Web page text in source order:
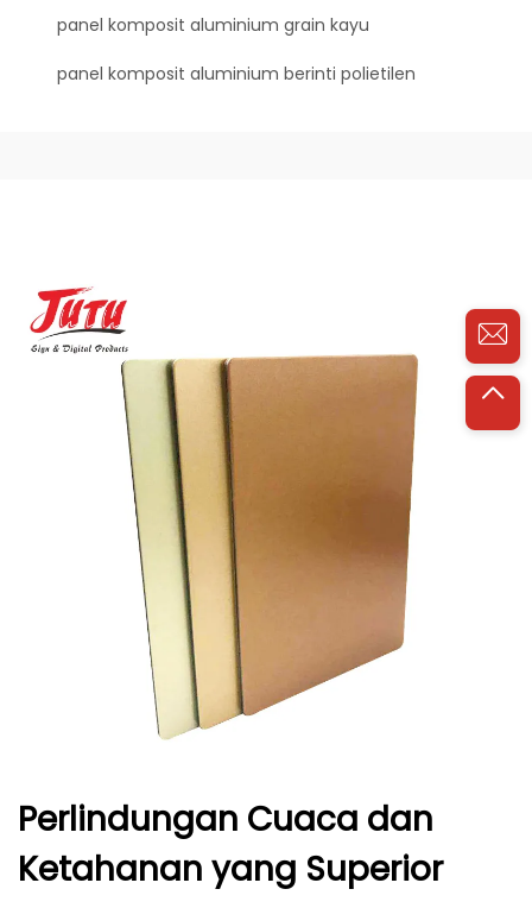
panel komposit aluminium grain kayu
panel komposit aluminium berinti polietilen
Perlindungan Cuaca dan
Ketahanan yang Superior